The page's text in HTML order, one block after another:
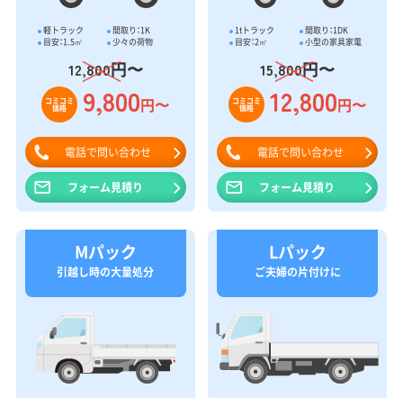
軽トラック
間取り：1K
目安：1.5㎥
少々の荷物
12,800円〜
コミコミ
価格 9,800円〜
電話で問い合わせ
フォーム見積り
1tトラック
間取り：1DK
目安：2㎥
小型の家具家電
15,800円〜
コミコミ
価格 12,800円〜
電話で問い合わせ
フォーム見積り
Mパック
引越し時の大量処分
Lパック
ご夫婦の片付けに